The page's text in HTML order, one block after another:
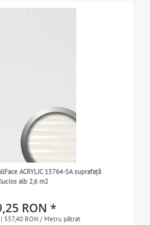
ACRYLIC 15764-SA suprafață
alb 2,6 m2
RON *
| 557,40 RON / Metru pătrat